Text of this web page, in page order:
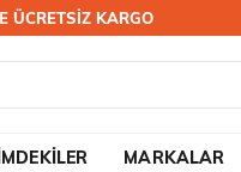
ÜCRETSİZ KARGO
MARKALAR